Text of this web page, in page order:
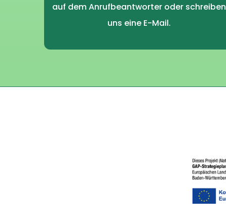
auf dem Anrufbeantworter oder schreiben
uns eine E-Mail.